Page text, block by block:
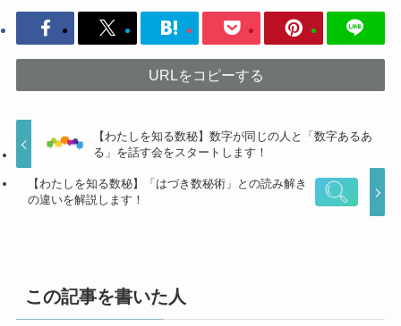
URLをコピーする
【わたしを知る数秘】数字が同じの人と「数字あるあ
る」を話す会をスタートします！
【わたしを知る数秘】「はづき数秘術」との読み解き
の違いを解説します！
この記事を書いた人